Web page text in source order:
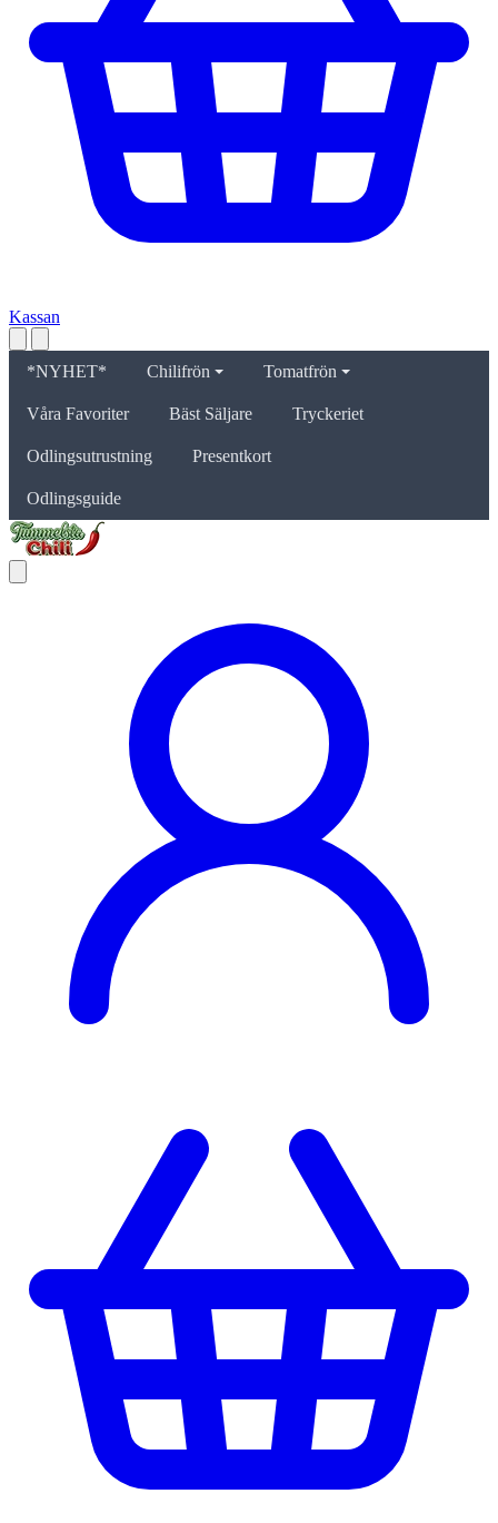
Kassan
*NYHET* Chilifrön Tomatfrön
Våra Favoriter Bäst Säljare Tryckeriet
Odlingsutrustning Presentkort
Odlingsguide